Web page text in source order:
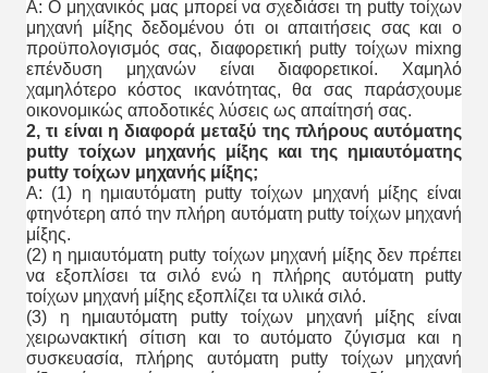
Α: Ο μηχανικός μας μπορεί να σχεδιάσει τη putty τοίχων
μηχανή μίξης δεδομένου ότι οι απαιτήσεις σας και ο
προϋπολογισμός σας, διαφορετική putty τοίχων mixng
επένδυση μηχανών είναι διαφορετικοί. Χαμηλό
χαμηλότερο κόστος ικανότητας, θα σας παράσχουμε
οικονομικώς αποδοτικές λύσεις ως απαίτησή σας.
2, τι είναι η διαφορά μεταξύ της πλήρους αυτόματης
putty τοίχων μηχανής μίξης και της ημιαυτόματης
putty τοίχων μηχανής μίξης;
Α: (1) η ημιαυτόματη putty τοίχων μηχανή μίξης είναι
φτηνότερη από την πλήρη αυτόματη putty τοίχων μηχανή
μίξης.
(2) η ημιαυτόματη putty τοίχων μηχανή μίξης δεν πρέπει
να εξοπλίσει τα σιλό ενώ η πλήρης αυτόματη putty
τοίχων μηχανή μίξης εξοπλίζει τα υλικά σιλό.
(3) η ημιαυτόματη putty τοίχων μηχανή μίξης
είναι
χειρωνακτική σίτιση και το αυτόματο ζύγισμα και η
συσκευασία, πλήρης αυτόματη putty τοίχων μηχανή